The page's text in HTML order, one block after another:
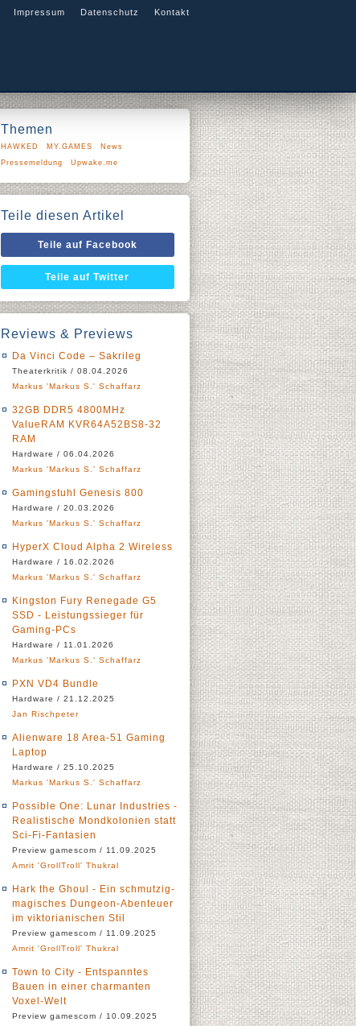
Impressum Datenschutz Kontakt
Themen
HAWKED MY.GAMES
News
Pressemeldung
Upwake.me
Teile diesen Artikel
Teile auf Facebook
Teile auf Twitter
Reviews & Previews
Da Vinci Code – Sakrileg
Theaterkritik / 08.04.2026
Markus 'Markus S.' Schaffarz
32GB DDR5 4800MHz
ValueRAM KVR64A52BS8-32
RAM
Hardware / 06.04.2026
Markus 'Markus S.' Schaffarz
Gamingstuhl Genesis 800
Hardware / 20.03.2026
Markus 'Markus S.' Schaffarz
HyperX Cloud Alpha 2 Wireless
Hardware / 16.02.2026
Markus 'Markus S.' Schaffarz
Kingston Fury Renegade G5
SSD - Leistungssieger für
Gaming-PCs
Hardware / 11.01.2026
Markus 'Markus S.' Schaffarz
PXN VD4 Bundle
Hardware / 21.12.2025
Jan Rischpeter
Alienware 18 Area-51 Gaming
Laptop
Hardware / 25.10.2025
Markus 'Markus S.' Schaffarz
Possible One: Lunar Industries -
Realistische Mondkolonien statt
Sci-Fi-Fantasien
Preview gamescom / 11.09.2025
Amrit 'GrollTroll' Thukral
Hark the Ghoul - Ein schmutzig-
magisches Dungeon-Abenteuer
im viktorianischen Stil
Preview gamescom / 11.09.2025
Amrit 'GrollTroll' Thukral
Town to City - Entspanntes
Bauen in einer charmanten
Voxel-Welt
Preview gamescom / 10.09.2025